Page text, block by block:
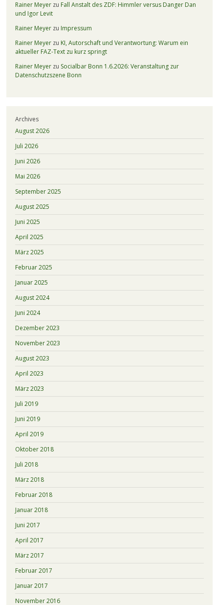
Rainer Meyerzu Fall Anstalt des ZDF: Himmler versus Danger Dan
und Igor Levit
Rainer Meyerzu Impressum
Rainer Meyerzu KI, Autorschaft und Verantwortung: Warum ein
aktueller FAZ-Text zu kurz springt
Rainer Meyerzu Socialbar Bonn 1.6.2026: Veranstaltung zur
Datenschutzszene Bonn
Archives
August 2026
Juli 2026
Juni 2026
Mai 2026
September 2025
August 2025
Juni 2025
April 2025
März 2025
Februar 2025
Januar 2025
August 2024
Juni 2024
Dezember 2023
November 2023
August 2023
April 2023
März 2023
Juli 2019
Juni 2019
April 2019
Oktober 2018
Juli 2018
März 2018
Februar 2018
Januar 2018
Juni 2017
April 2017
März 2017
Februar 2017
Januar 2017
November 2016